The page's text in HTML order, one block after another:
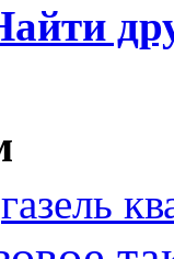
газель